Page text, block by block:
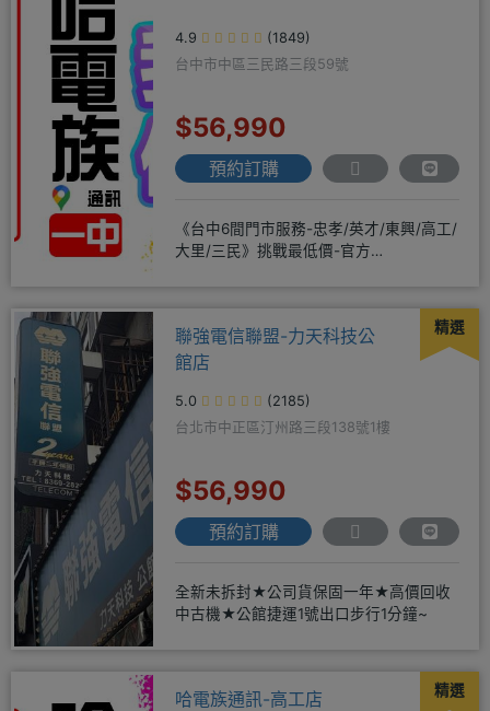
4.9
(1849)
台中市中區三民路三段59號
$56,990
預約訂購
《台中6間門市服務-忠孝/英才/東興/高工/
大里/三民》挑戰最低價-官方
精選
聯強電信聯盟-力天科技公
館店
5.0
(2185)
台北市中正區汀州路三段138號1樓
$56,990
預約訂購
全新未拆封★公司貨保固一年★高價回收
中古機★公館捷運1號出口步行1分鐘~
精選
哈電族通訊-高工店